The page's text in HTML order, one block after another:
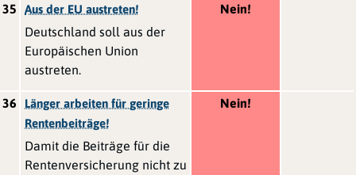
35 Aus der EU austreten!
Deutschland soll aus der
Europäischen Union
austreten.
Nein!
36
Länger arbeiten für geringe
Rentenbeiträge!
Damit die Beiträge für die
Rentenversicherung nicht zu
Nein!